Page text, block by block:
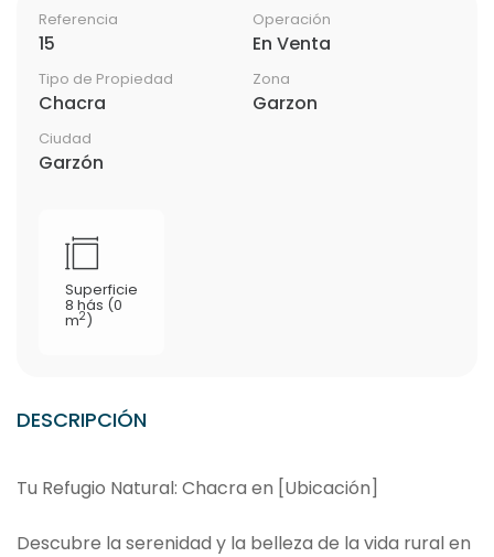
Referencia
15
Operación
En Venta
Tipo de Propiedad
Chacra
Zona
Garzon
Ciudad
Garzón
Superficie
8 hás (0
m2)
DESCRIPCIÓN
Tu Refugio Natural: Chacra en [Ubicación]
Descubre la serenidad y la belleza de la vida rural en